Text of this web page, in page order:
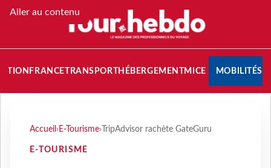
Aller au contenu
FRANCETRANSPORT HÉBERGEMENTMICE MOBILITÉS
Accueil › E-Tourisme› TripAdvisor rachète GateGuru
E-TOURISME